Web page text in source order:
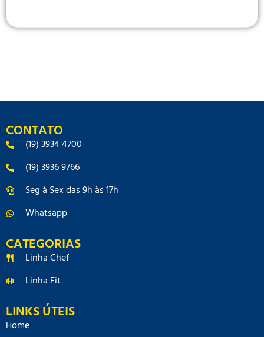
CONTATO
(19) 3934 4700
(19) 3936 9766
Seg à Sex das 9h às 17h
Whatsapp
CATEGORIAS
Linha Chef
Linha Fit
LINKS ÚTEIS
Home